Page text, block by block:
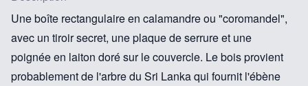
Une boîte rectangulaire en calamandre ou "coromandel",
avec un tiroir secret, une plaque de serrure et une
poignée en laiton doré sur le couvercle. Le bois provient
probablement de l'arbre du Sri Lanka qui fournit l'ébène